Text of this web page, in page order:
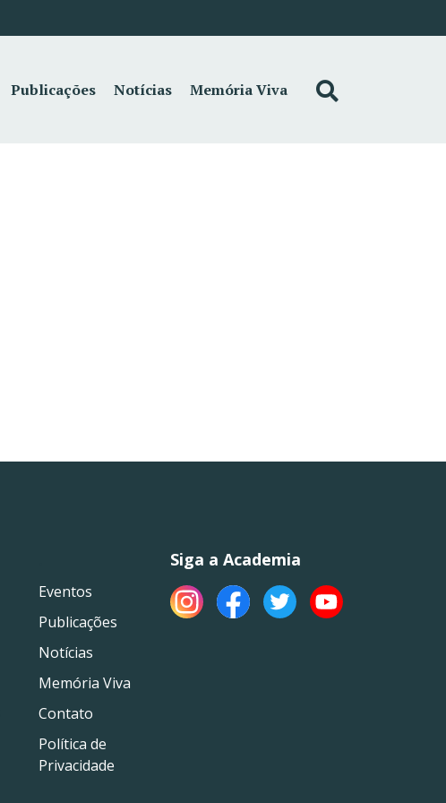
Publicações Notícias Memória Viva
Eventos
Publicações
Notícias
Memória Viva
Contato
Política de
Privacidade
Siga a Academia